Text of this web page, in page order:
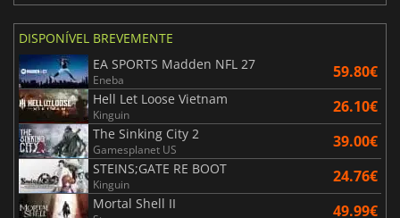
DISPONÍVEL BREVEMENTE
EA SPORTS Madden NFL 27
Eneba 59.80€
Hell Let Loose Vietnam
Kinguin 26.10€
The Sinking City 2
Gamesplanet US 39.00€
STEINS;GATE RE BOOT
Kinguin 24.76€
Mortal Shell II 49.99€